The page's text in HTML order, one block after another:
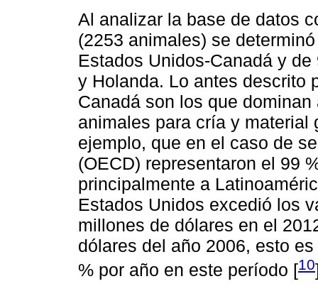
Al analizar la base de datos
(2253 animales) se
Estados Unidos-Canadá y
y Holanda. Lo antes descrito
Canadá son los que
animales para cría y material
ejemplo, que en el caso de
(OECD) representaron el 99
principalmente a
Estados Unidos excedió los
millones de dólares en el
dólares del año 2006, esto
% por año en este período [10